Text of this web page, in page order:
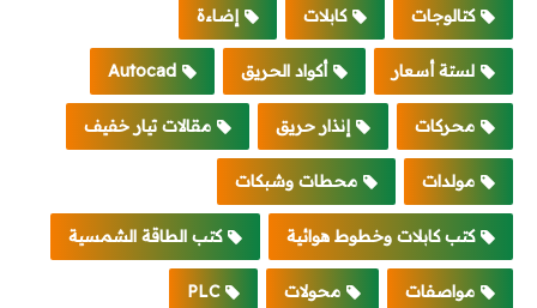
كتالوجات كابلات إضاءة
لستة أسعار أكواد الحريق Autocad
محركات إنذار حريق مقالات تيار خفيف
مولدات محطات وشبكات
كتب كابلات وخطوط هوائية كتب الطاقة الشمسية
مواصفات محولات PLC